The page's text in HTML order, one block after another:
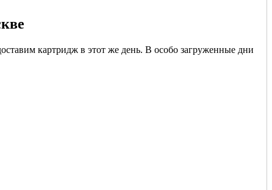
картридж в этот же день. В особо загруженные дни